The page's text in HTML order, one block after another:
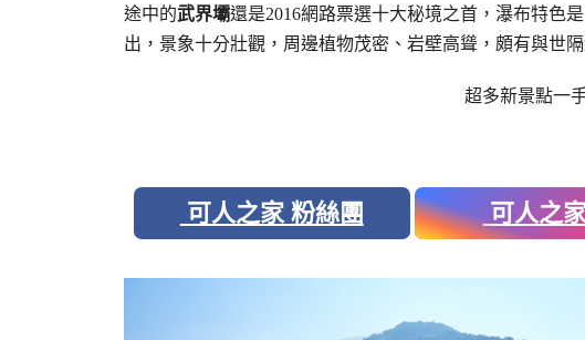
途中的武界壩還是2016網路票選十大秘境之首，瀑布特色
出，景象十分壯觀，周邊植物茂密、岩壁高聳，頗有與世
超多新景點一
可人之家 粉絲團 可人之